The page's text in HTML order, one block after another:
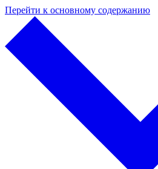
Перейти к основному содержанию